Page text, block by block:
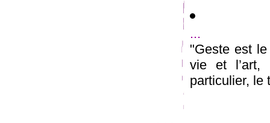
...
"Geste est
vie et l’art,
particulier, le